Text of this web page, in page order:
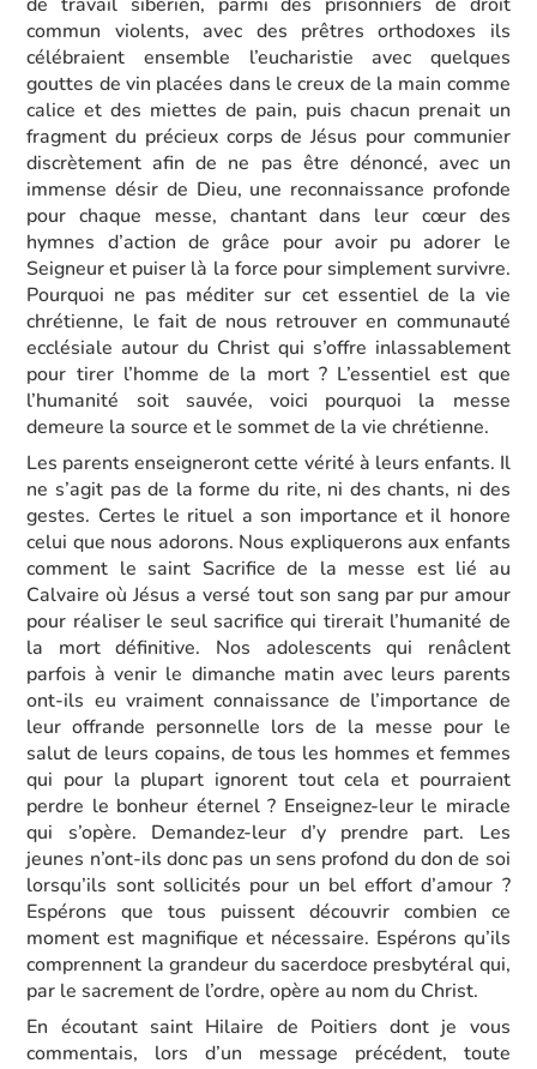
commun violents, avec des prêtres orthodoxes ils
célébraient ensemble l’eucharistie avec quelques
gouttes de vin placées dans le creux de la main comme
calice et des miettes de pain, puis chacun prenait un
fragment du précieux corps de Jésus pour communier
discrètement afin de ne pas être dénoncé, avec un
immense désir de Dieu, une reconnaissance profonde
pour chaque messe, chantant dans leur cœur des
hymnes d’action de grâce pour avoir pu adorer le
Seigneur et puiser là la force pour simplement survivre.
Pourquoi ne pas méditer sur cet essentiel de la vie
chrétienne, le fait de nous retrouver en communauté
ecclésiale autour du Christ qui s’offre inlassablement
pour tirer l’homme de la mort ? L’essentiel est que
l’humanité soit sauvée, voici pourquoi la messe
demeure la source et le sommet de la vie chrétienne.
Les parents enseigneront cette vérité à leurs enfants. Il
ne s’agit pas de la forme du rite, ni des chants, ni des
gestes. Certes le rituel a son importance et il honore
celui que nous adorons. Nous expliquerons aux enfants
comment le saint Sacrifice de la messe est lié au
Calvaire où Jésus a versé tout son sang par pur amour
pour réaliser le seul sacrifice qui tirerait l’humanité de
la mort définitive. Nos adolescents qui renâclent
parfois à venir le dimanche matin avec leurs parents
ont-ils eu vraiment connaissance de l’importance de
leur offrande personnelle lors de la messe pour le
salut de leurs copains, de tous les hommes et femmes
qui pour la plupart ignorent tout cela et pourraient
perdre le bonheur éternel ? Enseignez-leur le miracle
qui s’opère. Demandez-leur d’y prendre part. Les
jeunes n’ont-ils donc pas un sens profond du don de soi
lorsqu’ils sont sollicités pour un bel effort d’amour ?
Espérons que tous puissent découvrir combien ce
moment est magnifique et nécessaire. Espérons qu’ils
comprennent la grandeur du sacerdoce presbytéral qui,
par le sacrement de l’ordre, opère au nom du Christ.
En écoutant saint Hilaire de Poitiers dont je vous
commentais, lors d’un message précédent, toute